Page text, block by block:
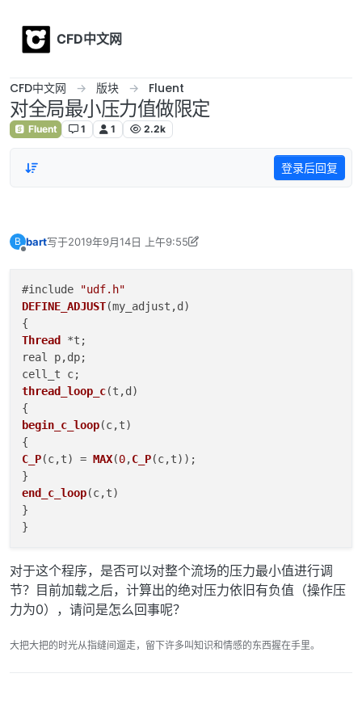
CFD中文网
CFD中文网 版块 Fluent
对全局最小压力值做限定
Fluent 1 1 2.2k
登录后回复
B bart写于2019年9月14日 上午9:55
最后由 李东岳 编辑 2019年9月15日 上午9:57
#include
"udf.h"
DEFINE_ADJUST(my_adjust,d )
Thread
*t;
real p,dp;
thread_loop_c(t,d )
begin_c_loop(c,t)
C_P(c,t) = MAX(0,C_P(c,t));
end_c_loop(c,t)
}
对于这个程序，是否可以对整个流场的压力最小值进行调
节？目前加载之后，计算出的绝对压力依旧有负值（操作压
力为0），请问是怎么回事呢？
大把大把的时光从指缝间遛走，留下许多叫知识和情感的东西握在手里。